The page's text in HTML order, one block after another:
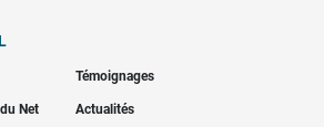
Témoignages
Net Actualités